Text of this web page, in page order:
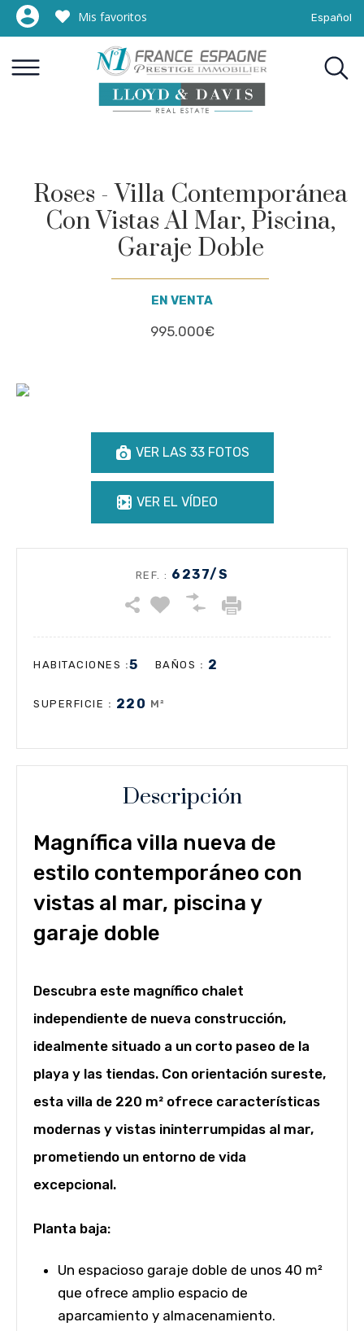
Mis favoritos Español
Roses - Villa Contemporánea
Con Vistas Al Mar, Piscina,
Garaje Doble
EN VENTA
995.000€
VER LAS 33 FOTOS
VER EL VÍDEO
REF. : 6237/S
HABITACIONES :5 BAÑOS : 2
SUPERFICIE : 220 M²
Descripción
Magnífica villa nueva de
estilo contemporáneo con
vistas al mar, piscina y
garaje doble
Descubra este magnífico chalet
independiente de nueva construcción,
idealmente situado a un corto paseo de la
playa y las tiendas. Con orientación sureste,
esta villa de 220 m² ofrece características
modernas y vistas ininterrumpidas al mar,
prometiendo un entorno de vida
excepcional.
Planta baja:
Un espacioso garaje doble de unos 40 m²
que ofrece amplio espacio de
aparcamiento y almacenamiento.